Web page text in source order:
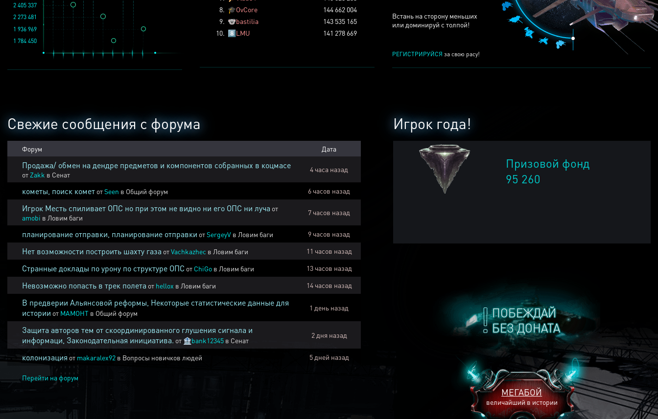
Встань на сторону меньших
или доминируй с толпой!
РЕГИСТРИРУЙСЯ за свою расу!
1 936 969
1 784 450
2 273 481
2 405 337
8. 🎓OvCore
144 662 004
9. 🐨bastilia
143 535 165
10. 8️⃣LMU 141 278 669
ПОБЕЖДАЙ
БЕЗ ДОНАТА
МЕГАБОЙ
величайший в истории
Игрок года!
Призовой фонд
95 260
Свежие сообщения с форума
Форум Дата
Продажа/ обмен на дендре предметов и компонентов собранных в коцмасе
от Zakk в Сенат
4 часа назад
кометы, поиск комет отSeen в Общий форум 6 часов назад
Игрок Месть спиливает ОПС но при этом не видно ни его ОПС ни луча от
amobi в Ловим баги
7 часов назад
планирование отправки, планирование отправки отSergeyV в Ловим баги 9 часов назад
Нет возможности построить шахту газа отVachkazhec в Ловим баги 11 часов назад
Странные доклады по урону по структуре ОПС от ChiGo в Ловим баги 13 часов назад
Невозможно попасть в трек полета от hellox в Ловим баги 14 часов назад
В предверии Альянсовой реформы, Некоторые статистические данные для
истории от MAMOHT в Общий форум
1 день назад
Защита авторов тем от скоординированного глушения сигнала и
информаци, Законодательная инициатива. от 🏦bank12345 в Сенат
2 дня назад
колонизация от makaralex92 в Вопросы новичков людей 5 дней назад
Перейти на форум